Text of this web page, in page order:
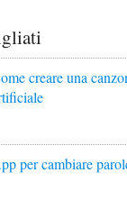
creare una
per cambiare